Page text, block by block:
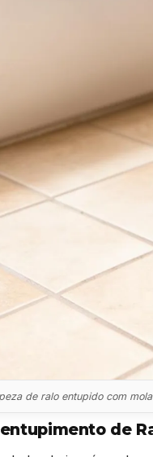
de ralo entupido com
de